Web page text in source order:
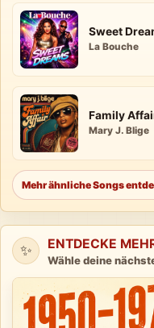
Sweet
La Bouche
Family
Mary J. Blige
Mehr ähnliche Songs
✨ ENTDECKE
Wähle deine